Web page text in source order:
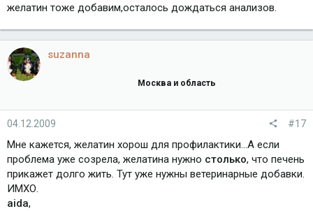
желатин тоже добавим,осталось дождаться анализов.
suzanna
Москва и область
04.12.2009 #17
Мне кажется, желатин хорош для профилактики...А если
проблема уже созрела, желатина нужно столько, что печень
прикажет долго жить. Тут уже нужны ветеринарные добавки.
ИМХО.
aida,